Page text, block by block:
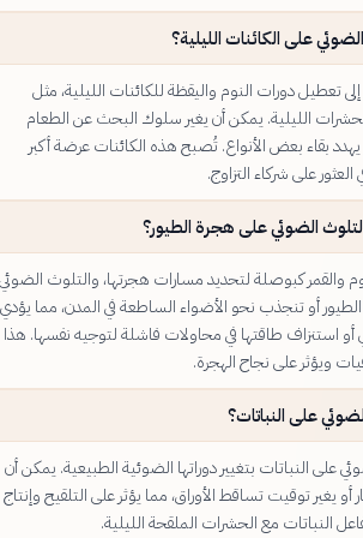
الكائنات الليلية؟
دورات النوم واليقظة للكائنات الليلية، مثل
الليلية. يمكن أن يغير سلوك البحث عن الطعام
بقاء بعض الأنواع. تُصبح هذه الكائنات عرضة أكبر
شركاء التزاوج.
الضوئي على هجرة الطيور؟
كبوصلة لتحديد مسارات هجرتها، والتلوث الضوئي
أو تنجذب نحو الأضواء الساطعة في المدن، مما يؤدي
طاقتها في محاولات فاشلة لتوجيه نفسها. هذا
على نجاح الهجرة.
النباتات؟
النباتات بتغيير دوراتها الضوئية الطبيعية. يمكن أن
توقيت تساقط الأوراق، مما يؤثر على التلقيح وإنتاج
مع الحشرات الملقحة الليلية.